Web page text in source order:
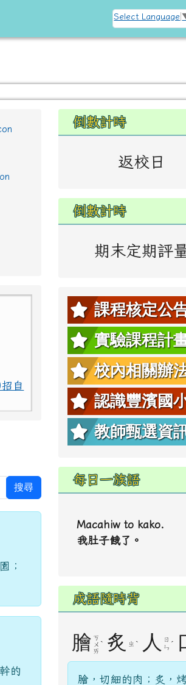
Select Language
搜尋
；
的
左邊區域內容
倒數計時
返校日
倒數計時
期末定期評
課程核定公
實驗課程計
校內相關辦
認識豐濱國
教師甄選資
每日一族語
Macahiw to kako.
我肚子餓了。
成語隨時背
膾 ㄎ
ㄨ
ㄞ
ˋ 炙 ㄓ ˋ 人
ㄖ
ㄣ ˊ
膾，切細的肉；炙，